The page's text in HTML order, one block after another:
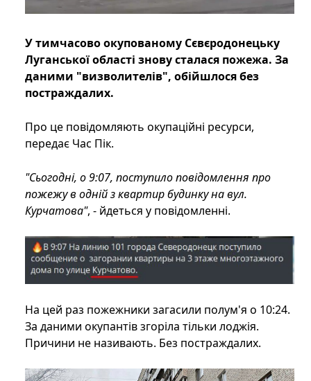
У тимчасово окупованому Сєвєродонецьку
Луганської області знову сталася пожежа. За
даними "визволителів", обійшлося без
постраждалих.
Про це повідомляють окупаційні ресурси,
передає Час Пік.
"Сьогодні, о 9:07, поступило повідомлення про
пожежу в одній з квартир будинку на вул.
Курчатова", - йдеться у повідомленні.
На цей раз пожежники загасили полум'я о 10:24.
За даними окупантів згоріла тільки лоджія.
Причини не називають. Без постраждалих.